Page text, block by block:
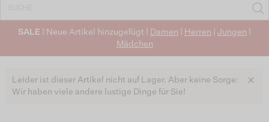
SALE | Neue Artikel hinzugefügt | Damen Herren Jungen
Mädchen
Leider ist dieser Artikel nicht auf Lager. Aber keine Sorge:
Wir haben viele andere lustige Dinge für Sie!